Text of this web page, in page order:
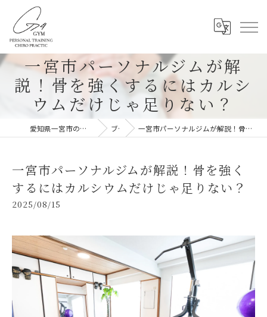
一宮市パーソナルジムが解
説！骨を強くするにはカルシ
ウムだけじゃ足りない？
愛知県一宮市のパーソナルジムならG-4GYM ブログ 一宮市パーソナルジムが解説！骨を強くするにはカルシウムだけじゃ足りない？
一宮市パーソナルジムが解説！骨を強く
するにはカルシウムだけじゃ足りない？
2025/08/15